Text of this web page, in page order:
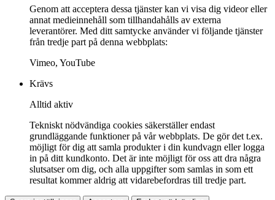
Genom att acceptera dessa tjänster kan vi visa dig videor eller
annat medieinnehåll som tillhandahålls av externa
leverantörer. Med ditt samtycke använder vi följande tjänster
från tredje part på denna webbplats:
Vimeo, YouTube
Krävs
Alltid aktiv
Tekniskt nödvändiga cookies säkerställer endast
grundläggande funktioner på vår webbplats. De gör det t.ex.
möjligt för dig att samla produkter i din kundvagn eller logga
in på ditt kundkonto. Det är inte möjligt för oss att dra några
slutsatser om dig, och alla uppgifter som samlas in som ett
resultat kommer aldrig att vidarebefordras till tredje part.